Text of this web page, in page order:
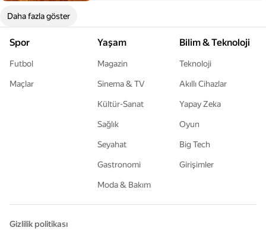
Daha fazla göster
Spor
Futbol
Maçlar
Yaşam
Magazin
Sinema & TV
Kültür-Sanat
Sağlık
Seyahat
Gastronomi
Moda & Bakım
Bilim & Teknoloji
Teknoloji
Akıllı Cihazlar
Yapay Zeka
Oyun
Big Tech
Girişimler
Gizlilik politikası